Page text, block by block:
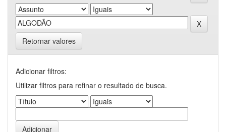
Retornar valores
Adicionar filtros:
Utilizar filtros para refinar o resultado de busca.